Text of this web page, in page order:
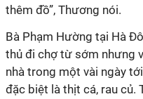
thêm đồ”, Thương nói.
Bà Phạm Hường tại Hà
thủ đi chợ từ sớm nhưng
nhà trong một vài ngày
đặc biệt là thịt cá, rau củ.